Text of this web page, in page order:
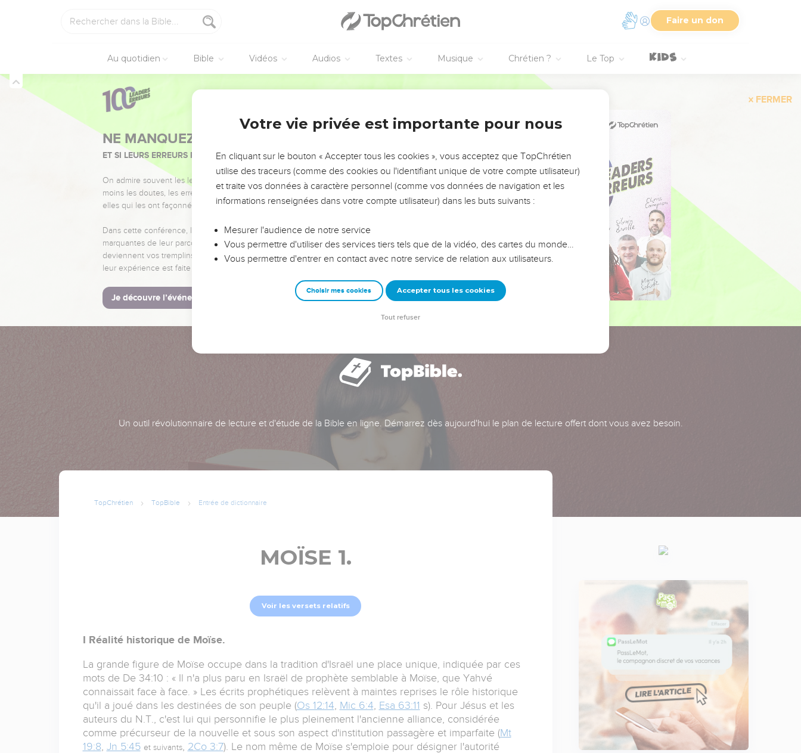
Faire un don
Au quotidien Bible Vidéos Audios Textes Musique Chrétien ? Le Top
FERMER
NE MANQUEZ PAS L’ÉVÉNEMENT DE L’ANNÉE !
ET SI LEURS ERREURS POUVAIENT VOUS ÉVITER LES VOTRES ?
On admire souvent les leaders pour leurs réussites, leur impact, leur foi ou leur vision. Mais on voit
moins les doutes, les erreurs et les saisons difficiles qu'ils ont traversés, alors même que ce sont
elles qui les ont façonnés.
Dans cette conférence, leaders, entrepreneurs, et responsables reviennent sur les erreurs
marquantes de leur parcours et les clés pour avancer avec plus de sagesse afin que leurs erreurs
deviennent vos tremplins. Que vous guidiez un ministère, une équipe, un groupe ou une famille,
leur expérience est faite pour vous.
Je découvre l’événement
Un outil révolutionnaire de lecture et d'étude de la Bible en ligne. Démarrez dès aujourd'hui le plan de lecture offert dont vous avez besoin.
TopChrétien TopBible Entrée de dictionnaire
MOÏSE 1.
Voir les versets relatifs
I Réalité historique de Moïse.
La grande figure de Moïse occupe dans la tradition d'Israël une place unique, indiquée par ces
mots de De 34:10 : « Il n'a plus paru en Israël de prophète semblable à Moïse, que Yahvé
connaissait face à face. » Les écrits prophétiques relèvent à maintes reprises le rôle historique
qu'il a joué dans les destinées de son peuple (Os 12:14 Mic 6:4 Esa 63:11 s). Pour Jésus et les
auteurs du N.T., c'est lui qui personnifie le plus pleinement l'ancienne alliance, considérée
comme précurseur de la nouvelle et sous son aspect d'institution passagère et imparfaite (Mt
19:8 Jn 5:45 et suivants, 2Co 3:7). Le nom même de Moïse s'emploie pour désigner l'autorité
Votre vie privée est importante pour nous
En cliquant sur le bouton « Accepter tous les cookies », vous acceptez que TopChrétien
utilise des traceurs (comme des cookies ou l'identifiant unique de votre compte utilisateur)
et traite vos données à caractère personnel (comme vos données de navigation et les
informations renseignées dans votre compte utilisateur) dans les buts suivants :
Mesurer l'audience de notre service
Vous permettre d'utiliser des services tiers tels que de la vidéo, des cartes du monde…
Vous permettre d'entrer en contact avec notre service de relation aux utilisateurs.
Choisir mes cookies Accepter tous les cookies
Tout refuser